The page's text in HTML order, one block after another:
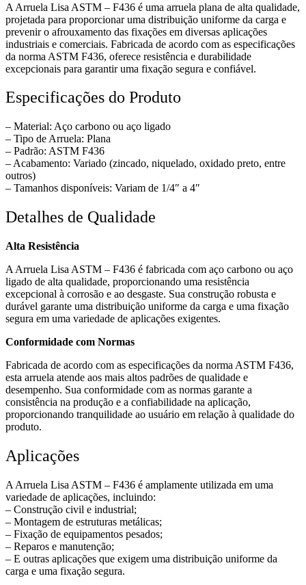
A Arruela Lisa ASTM – F436 é uma arruela plana de alta qualidade,
projetada para proporcionar uma distribuição uniforme da carga e
prevenir o afrouxamento das fixações em diversas aplicações
industriais e comerciais. Fabricada de acordo com as especificações
da norma ASTM F436, oferece resistência e durabilidade
excepcionais para garantir uma fixação segura e confiável.
Especificações do Produto
– Material: Aço carbono ou aço ligado
– Tipo de Arruela: Plana
– Padrão: ASTM F436
– Acabamento: Variado (zincado, niquelado, oxidado preto, entre
outros)
– Tamanhos disponíveis: Variam de 1/4″ a 4″
Detalhes de Qualidade
Alta Resistência
A Arruela Lisa ASTM – F436 é fabricada com aço carbono ou aço
ligado de alta qualidade, proporcionando uma resistência
excepcional à corrosão e ao desgaste. Sua construção robusta e
durável garante uma distribuição uniforme da carga e uma fixação
segura em uma variedade de aplicações exigentes.
Conformidade com Normas
Fabricada de acordo com as especificações da norma ASTM F436,
esta arruela atende aos mais altos padrões de qualidade e
desempenho. Sua conformidade com as normas garante a
consistência na produção e a confiabilidade na aplicação,
proporcionando tranquilidade ao usuário em relação à qualidade do
produto.
Aplicações
A Arruela Lisa ASTM – F436 é amplamente utilizada em uma
variedade de aplicações, incluindo:
– Construção civil e industrial;
– Montagem de estruturas metálicas;
– Fixação de equipamentos pesados;
– Reparos e manutenção;
– E outras aplicações que exigem uma distribuição uniforme da
carga e uma fixação segura.